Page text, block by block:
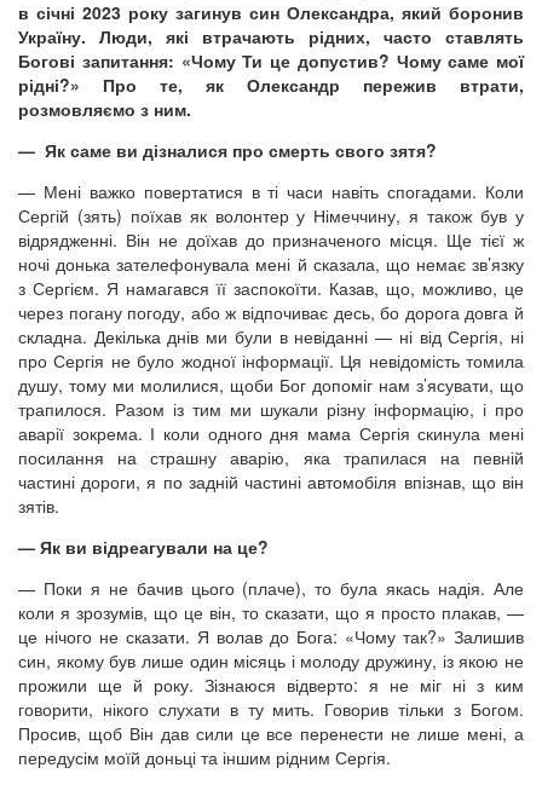
в січні 2023 року загинув син Олександра, який боронив
Україну. Люди, які втрачають рідних, часто ставлять
Богові запитання: «Чому Ти це допустив? Чому саме мої
рідні?» Про те, як Олександр пережив втрати,
розмовляємо з ним.
— Як саме ви дізналися про смерть свого зятя?
— Мені важко повертатися в ті часи навіть спогадами. Коли
Сергій (зять) поїхав як волонтер у Німеччину, я також був у
відрядженні. Він не доїхав до призначеного місця. Ще тієї ж
ночі донька зателефонувала мені й сказала, що немає зв’язку
з Сергієм. Я намагався її заспокоїти. Казав, що, можливо, це
через погану погоду, або ж відпочиває десь, бо дорога довга й
складна. Декілька днів ми були в невіданні — ні від Сергія, ні
про Сергія не було жодної інформації. Ця невідомість томила
душу, тому ми молилися, щоби Бог допоміг нам з’ясувати, що
трапилося. Разом із тим ми шукали різну інформацію, і про
аварії зокрема. І коли одного дня мама Сергія скинула мені
посилання на страшну аварію, яка трапилася на певній
частині дороги, я по задній частині автомобіля впізнав, що він
зятів.
— Як ви відреагували на це?
— Поки я не бачив цього (плаче), то була якась надія. Але
коли я зрозумів, що це він, то сказати, що я просто плакав, —
це нічого не сказати. Я волав до Бога: «Чому так?» Залишив
син, якому був лише один місяць і молоду дружину, із якою не
прожили ще й року. Зізнаюся відверто: я не міг ні з ким
говорити, нікого слухати в ту мить. Говорив тільки з Богом.
Просив, щоб Він дав сили це все перенести не лише мені, а
передусім моїй доньці та іншим рідним Сергія.